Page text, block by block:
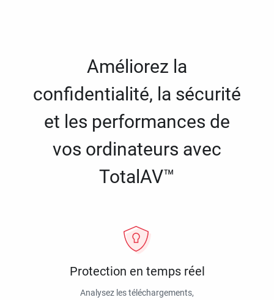
Améliorez la
confidentialité, la sécurité
et les performances de
vos ordinateurs avec
TotalAV™
Protection en temps réel
Analysez les téléchargements,